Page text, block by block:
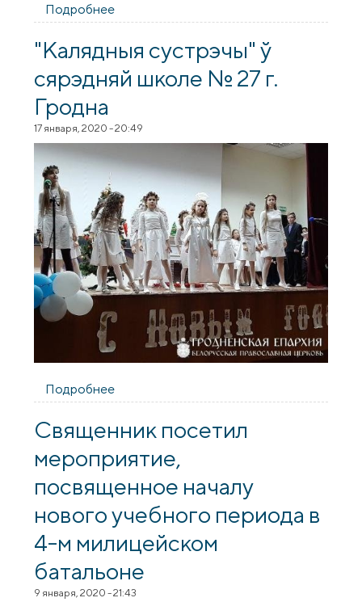
Подробнее
профилактической акции
"Калядныя сустрэчы" ў
сярэдняй школе № 27 г.
Гродна
17 января, 2020 - 20:49
Подробнее
№ 27 г. Гродна
Священник посетил
мероприятие,
посвященное началу
нового учебного периода в
4-м милицейском
батальоне
9 января, 2020 - 21:43